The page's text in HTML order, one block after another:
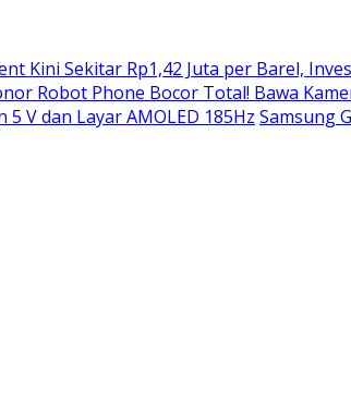
Kini Sekitar Rp1,42 Juta per Barel,
Robot Phone Bocor Total! Bawa
V dan Layar AMOLED 185Hz Samsung